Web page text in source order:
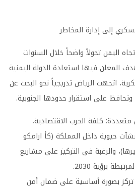
إلى إدارة المخاطر
اليمن تحولاً واضحاً خلال السنوات
المعلن فيها استعادة الدولة اليمنية
اتجهت الرياض تدريجياً نحو البحث عن
على استقرار حدودها الجنوبية.
كلفة الحرب الاقتصادية،
حيوية داخل المملكة (كأ ارامكو
والرغبة في التركيز على مشاريع
برؤية 2030.
تركز بصورة أساسية على ضمان أمن